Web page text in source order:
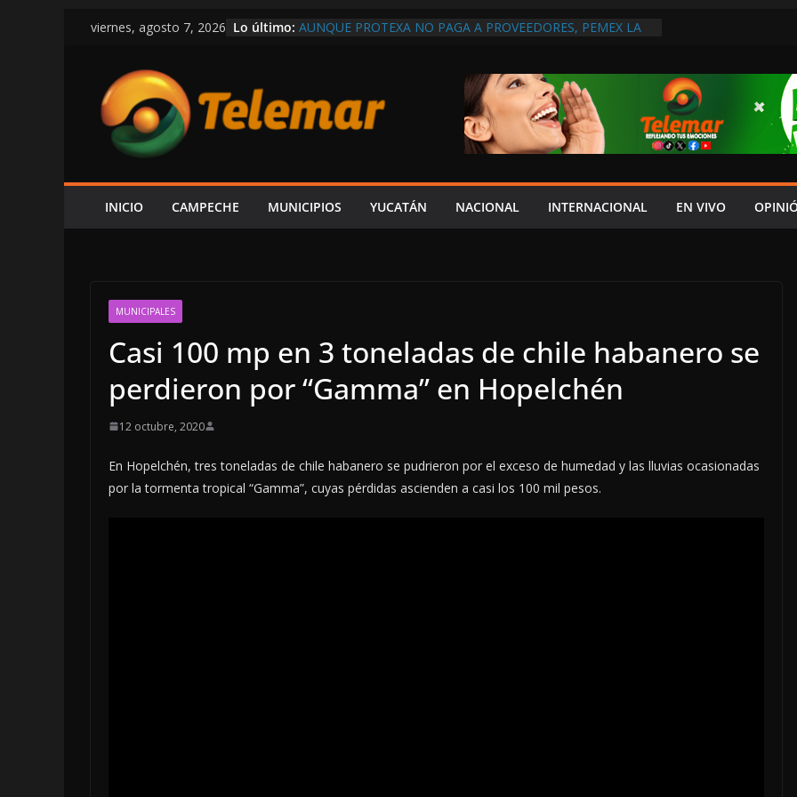
Saltar
contenido
viernes, agosto 7, 2026 Lo último: AUNQUE PROTEXA NO PAGA A PROVEEDORES, PEMEX LA
“NO VOY A VALIDAR A UN GOBIERNO CORRUPTO”:
MACDONALD
ÁNUAR DÁGER NO SABE SI TIENE EXAMEN DE RIESGO EN
TAMARINDO…¡PORQUE NO ESTÁ EN SU OFICINA!
EXIGEN A LAYDA ATENDER INSEGURIDAD, FORTALECER LA
INICIO CAMPECHE MUNICIPIOS YUCATÁN NACIONAL INTERNACIONAL EN VIVO
MUNICIPALES
Casi 100 mp en 3 toneladas de chile habanero se
perdieron por “Gamma” en Hopelchén
12 octubre, 2020
En Hopelchén, tres toneladas de chile habanero se pudrieron por el exceso de humedad y las lluvias ocasionadas
por la tormenta tropical “Gamma”, cuyas pérdidas ascienden a casi los 100 mil pesos.